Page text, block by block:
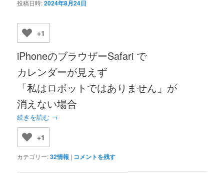
投稿日時:2024年8月24日
+1
iPhoneのブラウザーSafari で
カレンダーが見えず
「私はロボットではありません」が
消えない場合
続きを読む →
+1
カテゴリー:32情報 | コメントを残す